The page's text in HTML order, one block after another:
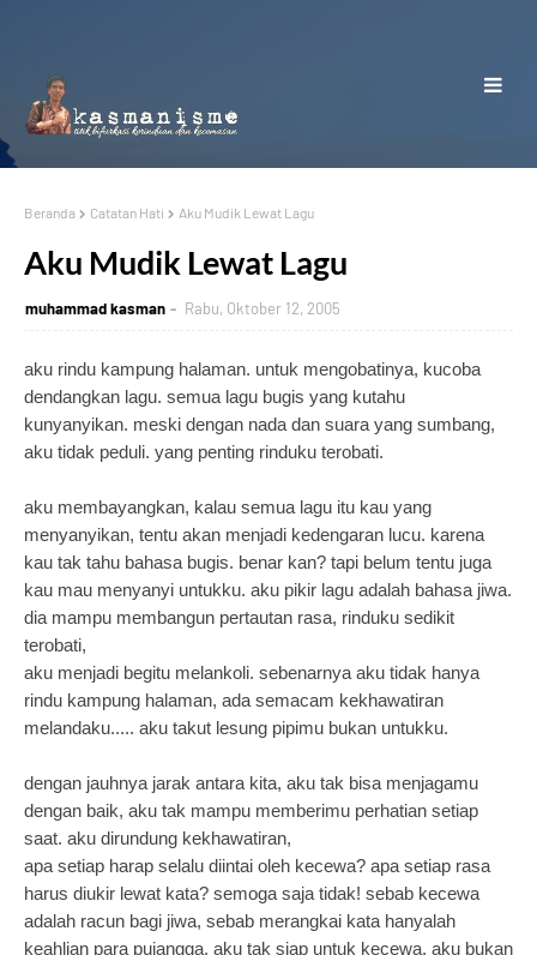
Beranda Catatan Hati Aku Mudik Lewat Lagu
Aku Mudik Lewat Lagu
muhammad kasman Rabu, Oktober 12, 2005
aku rindu kampung halaman. untuk mengobatinya, kucoba
dendangkan lagu. semua lagu bugis yang kutahu
kunyanyikan. meski dengan nada dan suara yang sumbang,
aku tidak peduli. yang penting rinduku terobati.
aku membayangkan, kalau semua lagu itu kau yang
menyanyikan, tentu akan menjadi kedengaran lucu. karena
kau tak tahu bahasa bugis. benar kan? tapi belum tentu juga
kau mau menyanyi untukku. aku pikir lagu adalah bahasa jiwa.
dia mampu membangun pertautan rasa, rinduku sedikit
terobati,
aku menjadi begitu melankoli. sebenarnya aku tidak hanya
rindu kampung halaman, ada semacam kekhawatiran
melandaku..... aku takut lesung pipimu bukan untukku.
dengan jauhnya jarak antara kita, aku tak bisa menjagamu
dengan baik, aku tak mampu memberimu perhatian setiap
saat. aku dirundung kekhawatiran,
apa setiap harap selalu diintai oleh kecewa? apa setiap rasa
harus diukir lewat kata? semoga saja tidak! sebab kecewa
adalah racun bagi jiwa, sebab merangkai kata hanyalah
keahlian para pujangga. aku tak siap untuk kecewa, aku bukan